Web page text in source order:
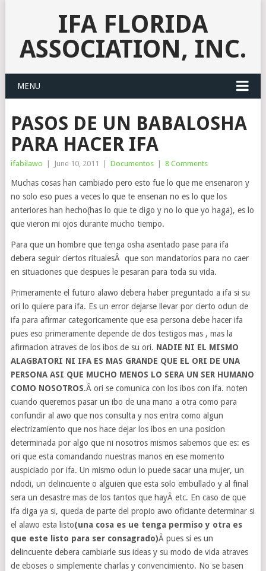
IFA FLORIDA
ASSOCIATION, INC.
MENU
PASOS DE UN BABALOSHA
PARA HACER IFA
ifabilawo June 10, 2011 Documentos 8 Comments
Muchas cosas han cambiado pero esto fue lo que me ensenaron y
no solo eso pues a veces lo que te ensenan no es lo que los
anteriores han hecho(has lo que te digo y no lo que yo haga), es lo
que vieron mi ojos durante mucho tiempo.
Para que un hombre que tenga osha asentado pase para ifa
debera seguir ciertos ritualesÂ que son mandatorios para no caer
en situaciones que despues le pesaran para toda su vida.
Primeramente el futuro alawo debera haber preguntado a ifa si su
ori lo quiere para ifa. Es un error dejarse llevar por cierto odun de
ifa para afirmar categoricamente que esa persona debe hacer ifa
pues eso primeramente depende de dos testigos mas , mas la
afirmacion atraves de los ibos de su ori. NADIE NI EL MISMO
ALAGBATORI NI IFA ES MAS GRANDE QUE EL ORI DE UNA
PERSONA ASI QUE MUCHO MENOS LO SERA UN SER HUMANO
COMO NOSOTROS.Â ori se comunica con los ibos con ifa. noten
cuando queremos pasar un ibo de una mano a otra como para
confundir al awo que nos consulta y nos entra como algun
electrizamiento que nos hace dejar los ibos en una posicion
determinada por algo que ni nosotros mismos sabemos que es: es
ori que esta comandando nuestras manos en ese momento
auspiciado por ifa. Un mismo odun lo puede sacar una mujer, un
ndodi, un delincuente o alguien que esta solo embullado y al final
sera un desastre mas de los tantos que hayÂ etc. En caso de que
ifa diga ya si, queda de parte del propio awo oficiante determinar si
el alawo esta listo(una cosa es ue tenga permiso y otra es
que este listo para ser consagrado)Â pues si es un
delincuente debera cambiarle sus ideas y su modo de vida atraves
de eboses o simplemente charlas y convencimiento. No se basen